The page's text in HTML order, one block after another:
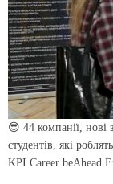
😎 44 компанії, нові
студентів, які
KPI Career beAhead